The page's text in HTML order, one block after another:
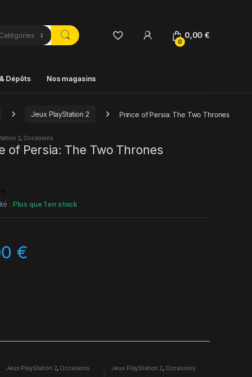
0
0,00€
Dépôts Nos magasins
Jeux PlayStation 2 Prince of Persia: The Two Thrones
2, Occasions
of Persia: The Two Thrones
: Plus que 1 en stock
€
Jeux PlayStation 2, Occasions Jeux PlayStation 2, Occasions